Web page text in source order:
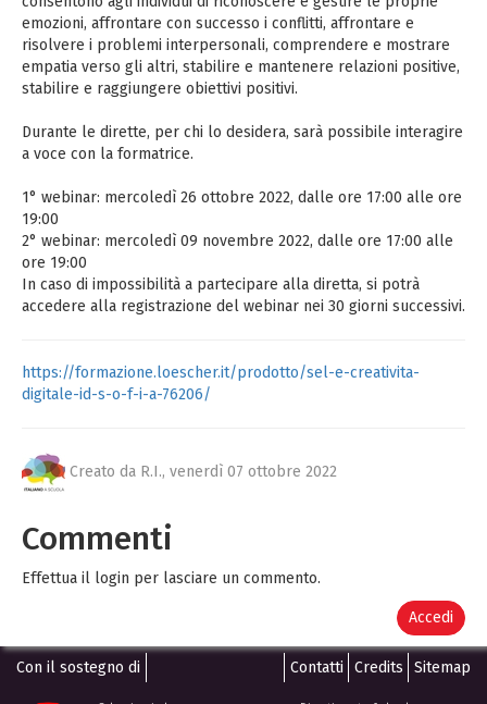
emozioni, affrontare con successo i conflitti, affrontare e
risolvere i problemi interpersonali, comprendere e mostrare
empatia verso gli altri, stabilire e mantenere relazioni positive,
stabilire e raggiungere obiettivi positivi.
Durante le dirette, per chi lo desidera, sarà possibile interagire
a voce con la formatrice.
1° webinar: mercoledì 26 ottobre 2022, dalle ore 17:00 alle ore
19:00
2° webinar: mercoledì 09 novembre 2022, dalle ore 17:00 alle
ore 19:00
In caso di impossibilità a partecipare alla diretta, si potrà
accedere alla registrazione del webinar nei 30 giorni successivi.
https://formazione.loescher.it/prodotto/sel-e-creativita-
digitale-id-s-o-f-i-a-76206/
Creato da R.I., venerdì 07 ottobre 2022
Commenti
Effettua il login per lasciare un commento.
Accedi
Con il sostegno di Contatti Credits Sitemap